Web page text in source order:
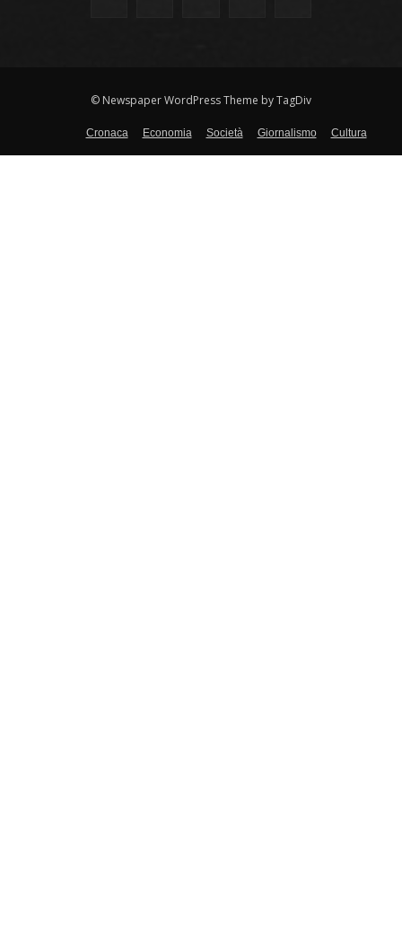
© Newspaper WordPress Theme by TagDiv
Cronaca Economia Società Giornalismo Cultura